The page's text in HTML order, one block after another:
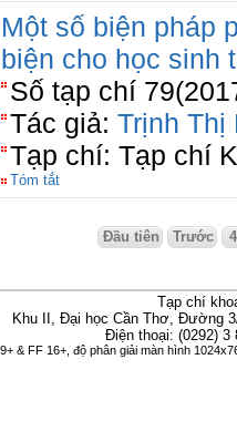
Một số biện pháp
biện cho học sinh
Số tạp chí
Tác giả: Trịnh Thị
Tạp chí: Tạp chí
Tóm tắt
Đầu tiên Trước 4
Tạp chí
Khu II, Đại học Cần Thơ, Đường
Điện thoại: (0292)
& FF 16+, độ phân giải màn hình